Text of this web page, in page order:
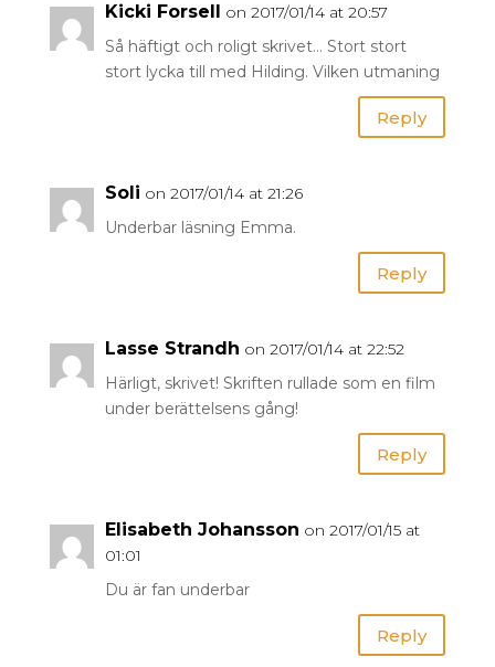
Kicki Forsell on 2017/01/14 at 20:57
Så häftigt och roligt skrivet… Stort stort
stort lycka till med Hilding. Vilken utmaning
Reply
Soli on 2017/01/14 at 21:26
Underbar läsning Emma.
Reply
Lasse Strandh on 2017/01/14 at 22:52
Härligt, skrivet! Skriften rullade som en film
under berättelsens gång!
Reply
Elisabeth Johansson on 2017/01/15 at
01:01
Du är fan underbar
Reply